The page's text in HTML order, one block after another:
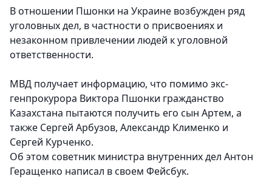
В отношении Пшонки на Украине возбужден ряд
уголовных дел, в частности о присвоениях и
незаконном привлечении людей к уголовной
ответственности.
МВД получает информацию, что помимо экс-
генпрокурора Виктора Пшонки гражданство
Казахстана пытаются получить его сын Артем, а
также Сергей Арбузов, Александр Клименко и
Сергей Курченко.
Об этом советник министра внутренних дел Антон
Геращенко написал в своем Фейсбук.